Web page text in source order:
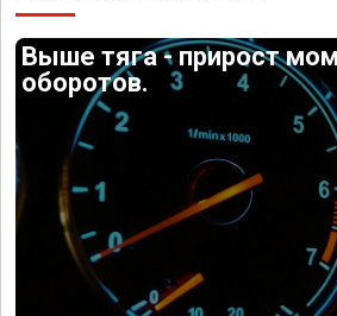
Выше тяга - прирост
оборотов.